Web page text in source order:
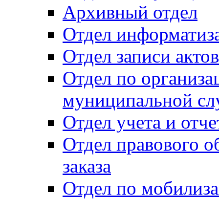
Архивный отдел
Отдел
Отдел записи
Отдел по
муниципальной
Отдел учета и
Отдел правового
заказа
Отдел по